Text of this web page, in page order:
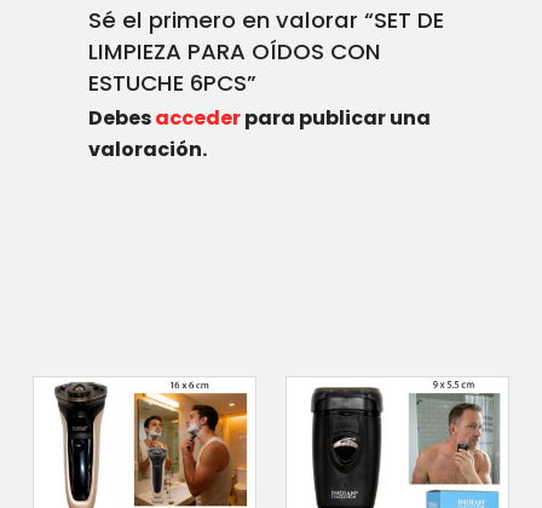
Sé el primero en valorar “SET DE
LIMPIEZA PARA OÍDOS CON
ESTUCHE 6PCS”
Debesaccederpara publicar una
valoración.